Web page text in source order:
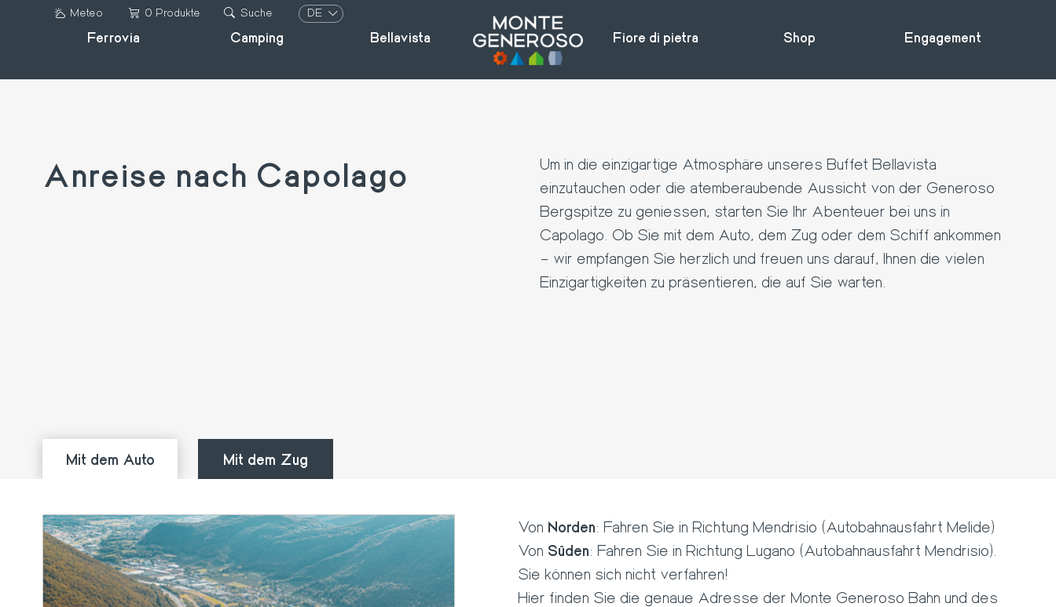
Meteo 0 Produkte Suche
DE
Ferrovia Camping Bellavista Fiore di pietra Shop Engagement
Anreise nach Capolago
Um in die einzigartige Atmosphäre unseres Buffet Bellavista
einzutauchen oder die atemberaubende Aussicht von der Generoso
Bergspitze zu geniessen, starten Sie Ihr Abenteuer bei uns in
Capolago. Ob Sie mit dem Auto, dem Zug oder dem Schiff ankommen
– wir empfangen Sie herzlich und freuen uns darauf, Ihnen die vielen
Einzigartigkeiten zu präsentieren, die auf Sie warten.
Mit dem Auto Mit dem Zug
Von Norden: Fahren Sie in Richtung Mendrisio (Autobahnausfahrt Melide)
Von Süden: Fahren Sie in Richtung Lugano (Autobahnausfahrt Mendrisio).
Sie können sich nicht verfahren!
Hier finden Sie die genaue Adresse der Monte Generoso Bahn und des